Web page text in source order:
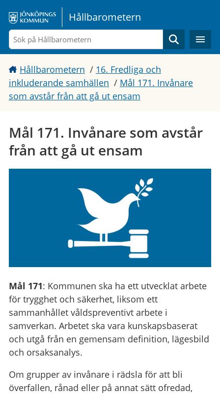
Gå direkt till sidans innehåll
Hållbarometern
Sök
Hållbarometern / 16. Fredliga och
inkluderande samhällen / Mål 171. Invånare
som avstår från att gå ut ensam
Mål 171. Invånare som avstår
från att gå ut ensam
Mål 171: Kommunen ska ha ett utvecklat arbete
för trygghet och säkerhet, liksom ett
sammanhållet våldspreventivt arbete i
samverkan. Arbetet ska vara kunskapsbaserat
och utgå från en gemensam definition, lägesbild
och orsaksanalys.
Om grupper av invånare i rädsla för att bli
överfallen, rånad eller på annat sätt ofredad,